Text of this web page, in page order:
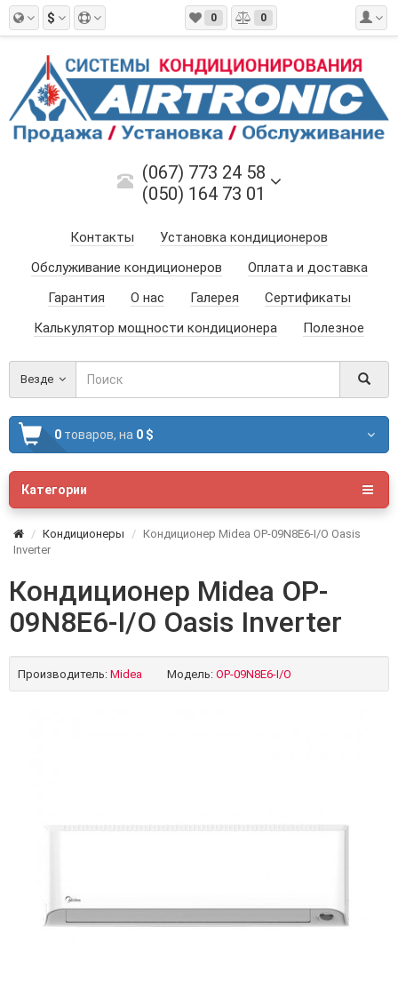
$ 0 0
(067) 773 24 58
(050) 164 73 01
Контакты
Установка кондиционеров
Обслуживание кондиционеров
Оплата и доставка
Гарантия
О нас Галерея
Сертификаты
Калькулятор мощности кондиционера
Полезное
Везде
0 товаров, на 0 $
Категории
Кондиционеры
Кондиционер Midea OP-09N8E6-I/O Oasis
Inverter
Кондиционер Midea OP-
09N8E6-I/O Oasis Inverter
Производитель: Midea Модель: OP-09N8E6-I/O